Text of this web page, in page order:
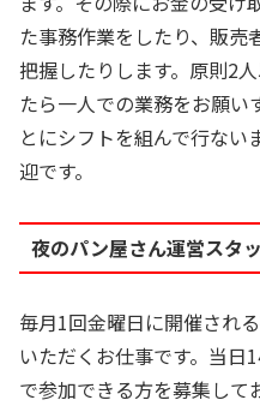
た事務作業をしたり、販売
把握したりします。原則2
たら一人での業務をお願い
とにシフトを組んで行ない
迎です。
夜のパン屋さん運営スタ
毎月1回金曜日に開催され
いただくお仕事です。当日
で参加できる方を募集して